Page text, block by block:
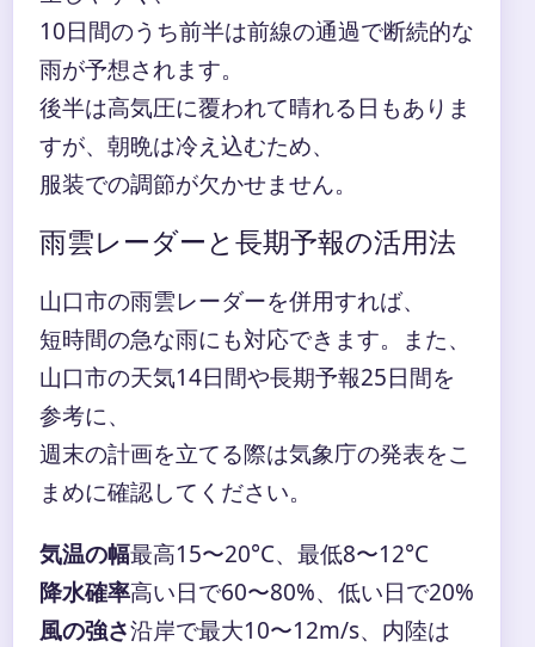
10日間のうち前半は前線の通過で断続的な
雨が予想されます。
後半は高気圧に覆われて晴れる日もありま
すが、朝晩は冷え込むため、
服装での調節が欠かせません。
雨雲レーダーと長期予報の活用法
山口市の雨雲レーダーを併用すれば、
短時間の急な雨にも対応できます。また、
山口市の天気14日間や長期予報25日間を
参考に、
週末の計画を立てる際は気象庁の発表をこ
まめに確認してください。
気温の幅最高15〜20°C、最低8〜12°C
降水確率高い日で60〜80%、低い日で20%
風の強さ沿岸で最大10〜12m/s、内陸は